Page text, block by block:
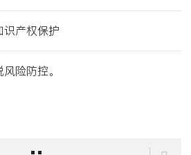
识产权保护
险防控。